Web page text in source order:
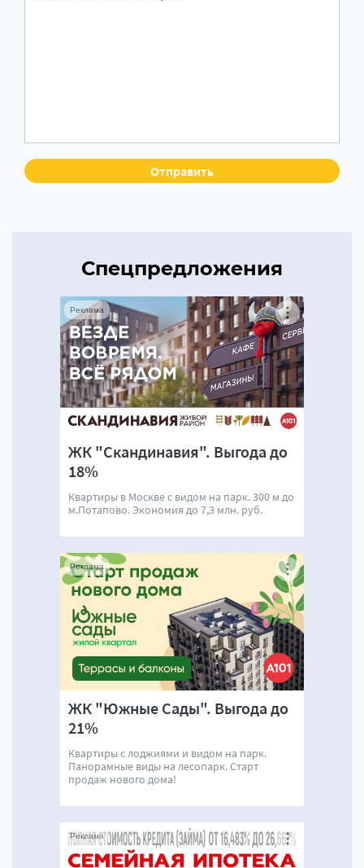
Спецпредложения
ЖК "Скандинавия". Выгода до
18%
Квартиры в Москве с видом на парк. 300 м до
м.Потапово. Экономия до 7,3 млн. руб.
Реклама
ЖК "Южные Сады". Выгода до
21%
Квартиры с лоджиями и видом на парк.
Панорамные виды на лесопарк. Старт
продаж нового дома!
Реклама
Реклама